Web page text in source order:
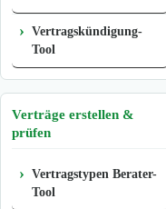
Vertragskündigung-
Tool
Verträge erstellen &
prüfen
Vertragstypen Berater-
Tool